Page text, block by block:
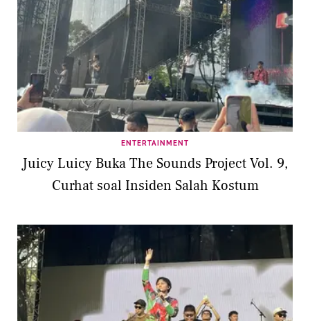
ENTERTAINMENT
Juicy Luicy Buka The Sounds Project Vol. 9,
Curhat soal Insiden Salah Kostum